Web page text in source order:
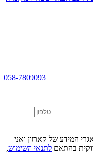
058-7809093
המידע של קארזון ואני
בהתאם לתנאי השימוש,